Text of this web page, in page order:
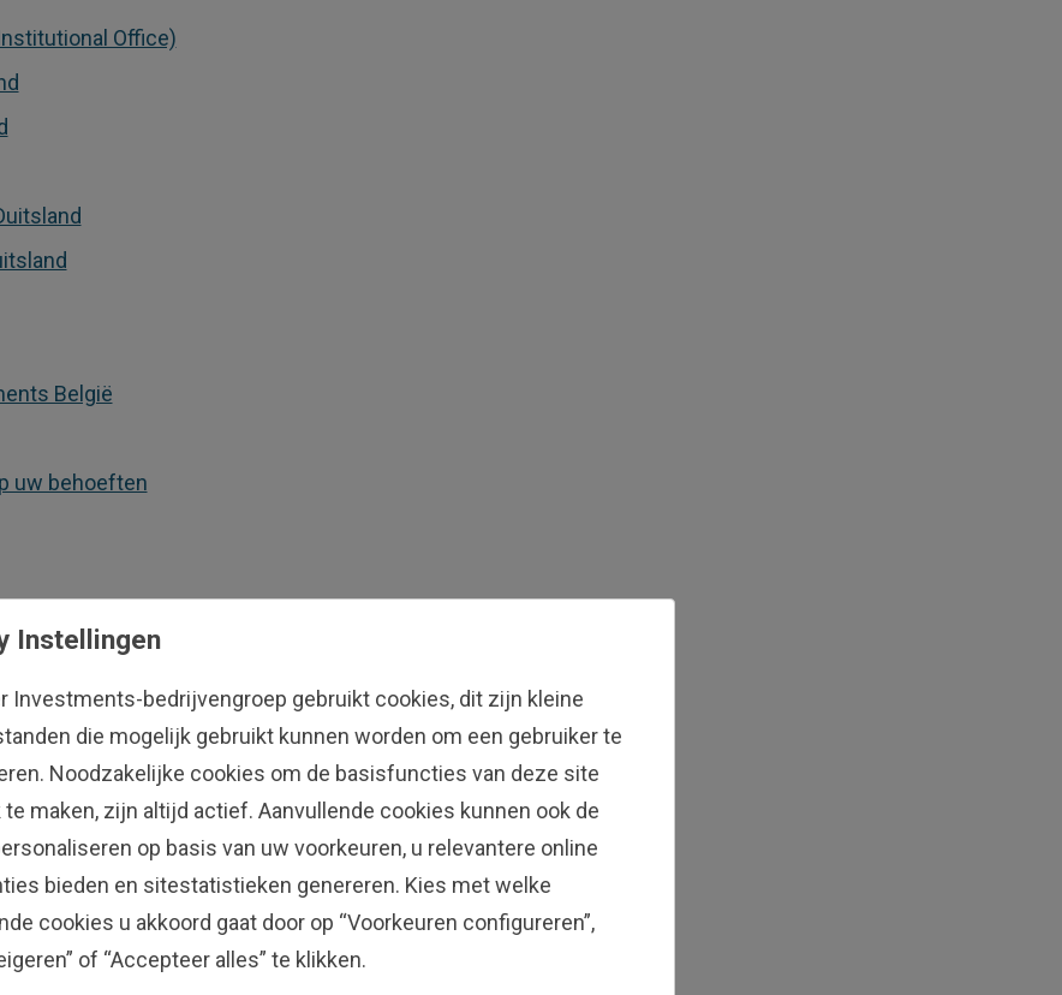
Office)
België
uw behoeften
Instellingen
Investments-bedrijvengroep gebruikt cookies, dit zijn kleine
die mogelijk gebruikt kunnen worden om een gebruiker te
Noodzakelijke cookies om de basisfuncties van deze site
maken, zijn altijd actief. Aanvullende cookies kunnen ook de
op basis van uw voorkeuren, u relevantere online
bieden en sitestatistieken genereren. Kies met welke
cookies u akkoord gaat door op “Voorkeuren configureren”,
of “Accepteer alles” te klikken.